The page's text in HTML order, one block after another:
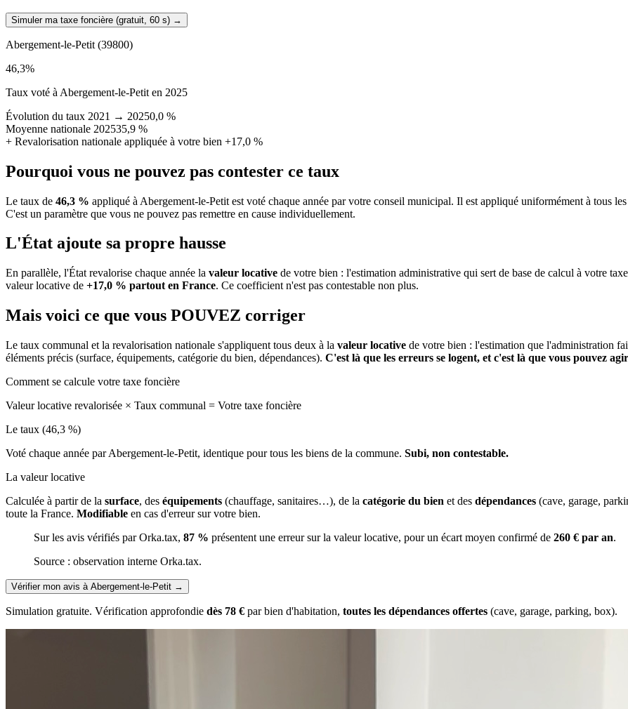
Simuler ma taxe foncière (gratuit, 60 s) →
Abergement-le-Petit (39800)
46,3%
Taux voté à Abergement-le-Petit en 2025
Évolution du taux 2021 → 20250,0 %
Moyenne nationale 202535,9 %
+ Revalorisation nationale appliquée à votre bien +17,0 %
Pourquoi vous ne pouvez pas contester ce taux
Le taux de 46,3 % appliqué à Abergement-le-Petit est voté chaque année par votre conseil municipal. Il est appliqué uniformément à tous
C'est un paramètre que vous ne pouvez pas remettre en cause individuellement.
L'État ajoute sa propre hausse
En parallèle, l'État revalorise chaque année la valeur locative de votre bien : l'estimation administrative qui sert de base de calcul à votre
valeur locative de +17,0 % partout en France. Ce coefficient n'est pas contestable non plus.
Mais voici ce que vous POUVEZ corriger
Le taux communal et la revalorisation nationale s'appliquent tous deux à la valeur locative de votre bien : l'estimation que l'administration
éléments précis (surface, équipements, catégorie du bien, dépendances). C'est là que les erreurs se logent, et c'est là que vous pouvez
Comment se calcule votre taxe foncière
Valeur locative revalorisée × Taux communal = Votre taxe foncière
Le taux (46,3 %)
Voté chaque année par Abergement-le-Petit, identique pour tous les biens de la commune. Subi, non contestable.
La valeur locative
Calculée à partir de la surface, des équipements (chauffage, sanitaires…), de la catégorie du bien et des dépendances (cave, garage,
toute la France. Modifiable en cas d'erreur sur votre bien.
Sur les avis vérifiés par Orka.tax, 87 % présentent une erreur sur la valeur locative, pour un écart moyen confirmé de 260 € par an.
Source : observation interne Orka.tax.
Vérifier mon avis à Abergement-le-Petit →
Simulation gratuite. Vérification approfondie dès 78 € par bien d'habitation, toutes les dépendances offertes (cave, garage, parking, box).